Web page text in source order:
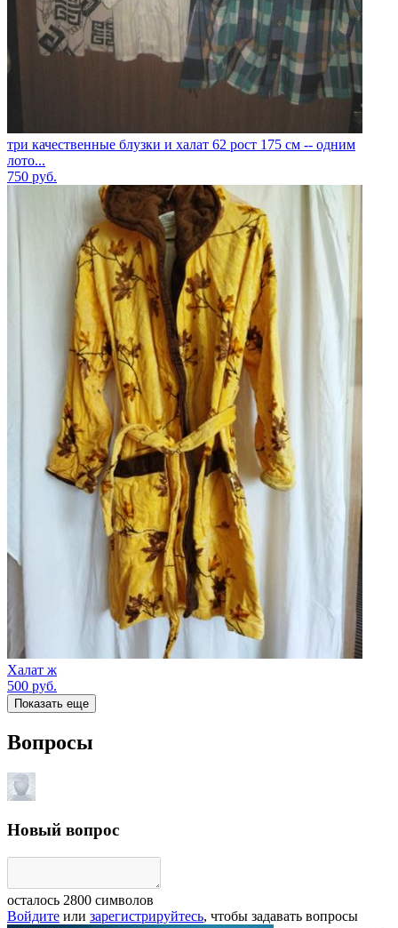
три качественные блузки и халат 62 рост 175 см -- одним
лото...
750 руб.
Халат ж
500 руб.
Показать еще
Вопросы
Новый вопрос
осталось 2800 символов
Войдите или зарегистрируйтесь, чтобы задавать вопросы